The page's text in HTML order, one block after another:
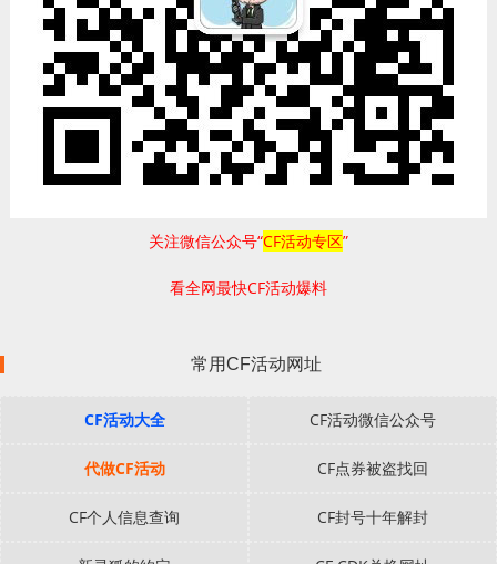
关注微信公众号“CF活动专区”
看全网最快CF活动爆料
常用CF活动网址
CF活动大全 CF活动微信公众号
代做CF活动 CF点券被盗找回
CF个人信息查询 CF封号十年解封